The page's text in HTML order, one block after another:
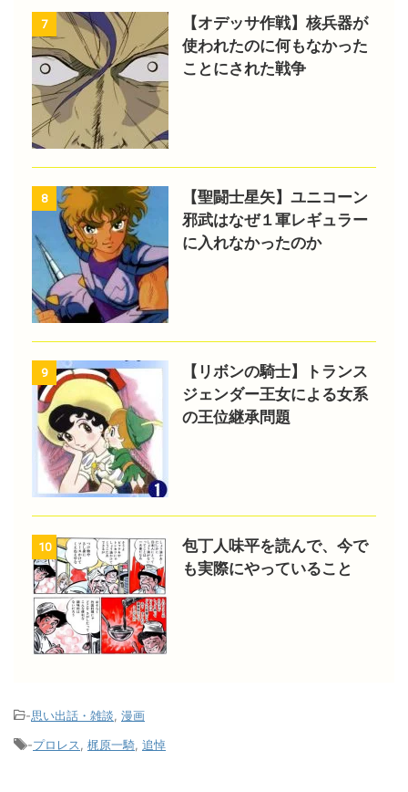
7
【オデッサ作戦】核兵器が
使われたのに何もなかった
ことにされた戦争
8
【聖闘士星矢】ユニコーン
邪武はなぜ１軍レギュラー
に入れなかったのか
9
【リボンの騎士】トランス
ジェンダー王女による女系
の王位継承問題
10
包丁人味平を読んで、今で
も実際にやっていること
-思い出話・雑談 漫画
-プロレス 梶原一騎 追悼